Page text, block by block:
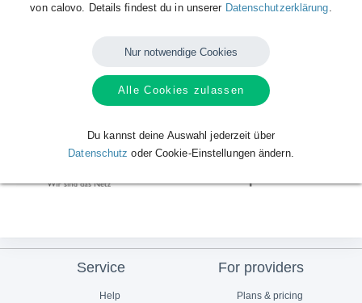
Lasst euch anstecken von unserem calovo-Fieber. Wir hoffen, dass
Mitgliedschaften & Partnervon calovo
Service
Help
For providers
Plans & pricing
von calovo. Details findest du in unserer Datenschutzerklärung
Nur notwendige Cookies
Alle Cookies zulassen
Du kannst deine Auswahl jederzeit über
Datenschutz oder Cookie-Einstellungen ändern.